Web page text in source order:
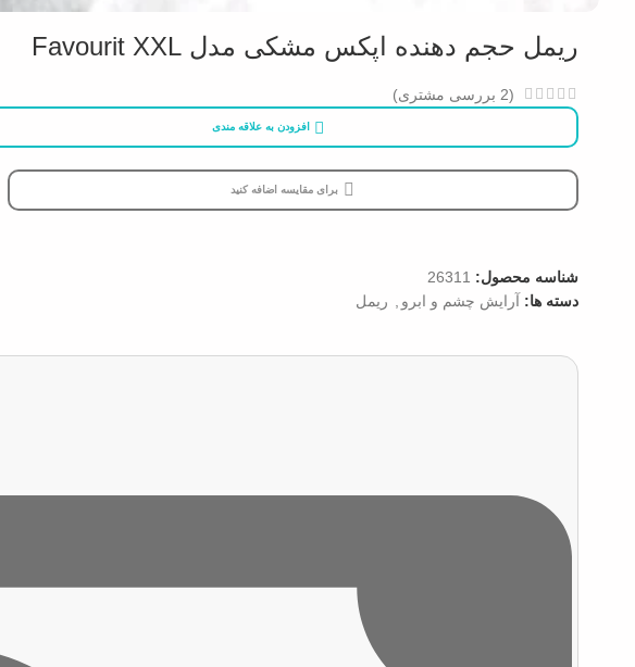
ریمل حجم دهنده اپکس مشکی مدل Favourit XXL
(
2 بررسی مشتری)
افزودن به علاقه مندی
برای مقایسه اضافه کنید
شناسه محصول: 26311
دسته ها: آرایش چشم و ابرو
ریمل